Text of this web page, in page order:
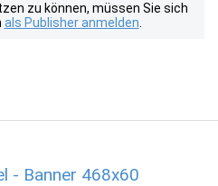
zu können, müssen Sie sich
als Publisher anmelden
- Banner 468x60